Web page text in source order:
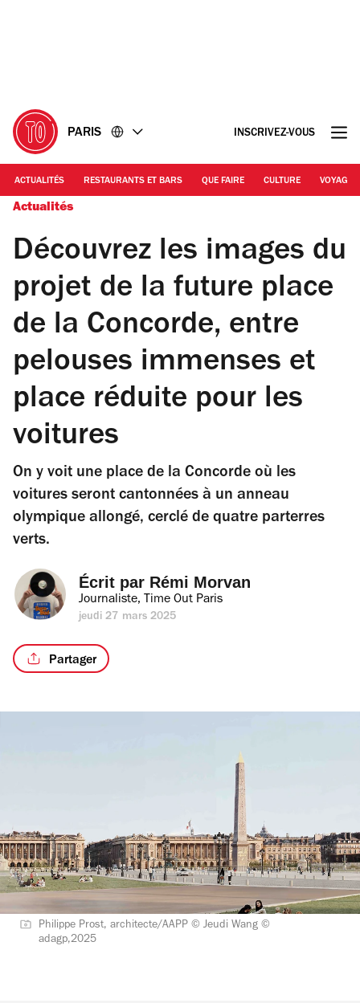
PARIS INSCRIVEZ-VOUS
ACTUALITÉS RESTAURANTS ET BARS QUE FAIRE CULTURE VOYAGE
Actualités
Découvrez les images du
projet de la future place
de la Concorde, entre
pelouses immenses et
place réduite pour les
voitures
On y voit une place de la Concorde où les
voitures seront cantonnées à un anneau
olympique allongé, cerclé de quatre parterres
verts.
Écrit par Rémi Morvan
Journaliste, Time Out Paris
jeudi 27 mars 2025
Partager
Philippe Prost, architecte/AAPP © Jeudi Wang ©
adagp,2025